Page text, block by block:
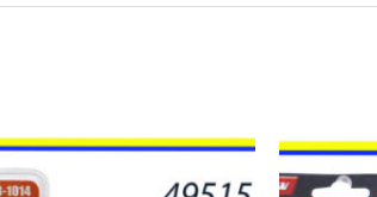
12633
-